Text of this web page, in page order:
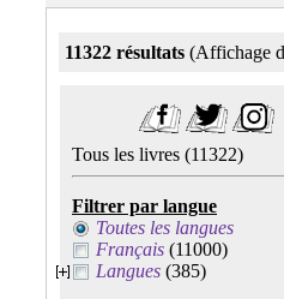
11322 résultats (Affichage
Tous les livres (11322)
Filtrer par langue
Toutes les langues
Français (11000)
Langues (385)